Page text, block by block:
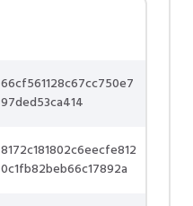
66cf561128c67cc750e7
97ded53ca414
8172c181802c6eecfe812
0c1fb82beb66c17892a